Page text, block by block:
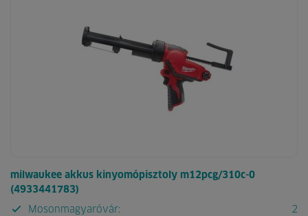
milwaukee akkus kinyomópisztoly m12pcg/310c-0
(4933441783)
Mosonmagyaróvár:
2